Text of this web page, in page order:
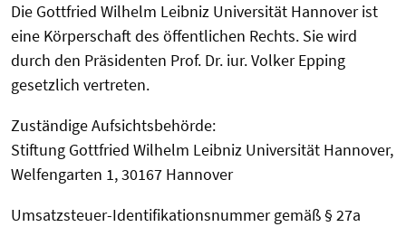
Die Gottfried Wilhelm Leibniz Universität Hannover ist
eine Körperschaft des öffentlichen Rechts. Sie wird
durch den Präsidenten Prof. Dr. iur. Volker Epping
gesetzlich vertreten.
Zuständige Aufsichtsbehörde:
Stiftung Gottfried Wilhelm Leibniz Universität Hannover,
Welfengarten 1, 30167 Hannover
Umsatzsteuer-Identifikationsnummer gemäß § 27a